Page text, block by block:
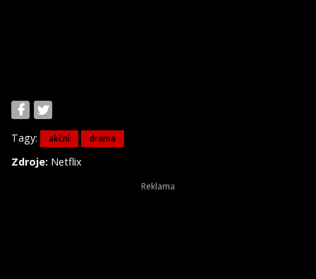
Tagy: akční drama
Zdroje: Netflix